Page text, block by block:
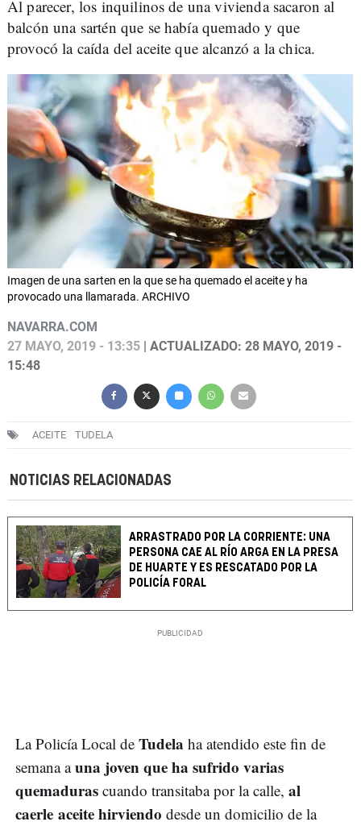
Al parecer, los inquilinos de una vivienda sacaron al
balcón una sartén que se había quemado y que
provocó la caída del aceite que alcanzó a la chica.
Imagen de una sarten en la que se ha quemado el aceite y ha
provocado una llamarada. ARCHIVO
NAVARRA.COM
27 MAYO, 2019 - 13:35 | ACTUALIZADO: 28 MAYO, 2019 -
15:48
ACEITE TUDELA
NOTICIAS RELACIONADAS
ARRASTRADO POR LA CORRIENTE: UNA
PERSONA CAE AL RÍO ARGA EN LA PRESA
DE HUARTE Y ES RESCATADO POR LA
POLICÍA FORAL
La Policía Local de Tudela ha atendido este fin de
semana auna joven que ha sufrido varias
quemaduras cuando transitaba por la calle, al
caerle aceite hirviendo desde un domicilio de la